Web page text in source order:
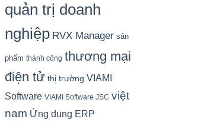
quản trị doanh
nghiệp RVX Manager sản
phẩm thành công thương mại
điện tử thị trường VIAMI
Software VIAMI Software JSC việt
nam Ứng dụng ERP